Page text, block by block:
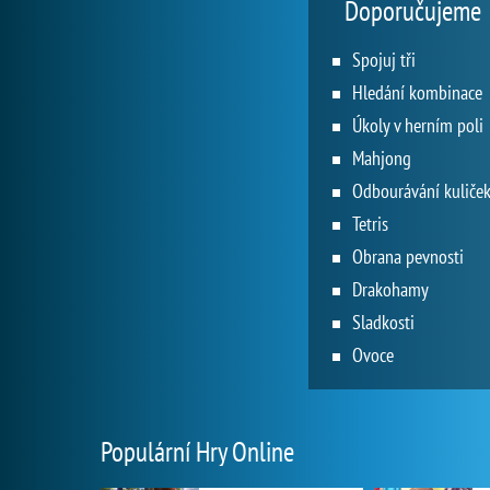
Doporučujeme
Spojuj tři
Hledání kombinace
Úkoly v herním poli
Mahjong
Odbourávání kuliček
Tetris
Obrana pevnosti
Drakohamy
Sladkosti
Ovoce
Populární Hry Online